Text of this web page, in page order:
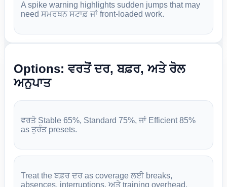
A spike warning highlights sudden jumps that may
need ਸਮਰਥਨ ਸਟਾਫ਼ ਜਾਂ front-loaded work.
Options: ਵਰਤੋਂ ਦਰ, ਬਫ਼ਰ, ਅਤੇ ਰੋਲ
ਅਨੁਪਾਤ
ਵਰਤੋ Stable 65%, Standard 75%, ਜਾਂ Efficient 85%
as ਤੁਰੰਤ presets.
Treat the ਬਫ਼ਰ ਦਰ as coverage ਲਈ breaks,
absences, interruptions, ਅਤੇ training overhead.